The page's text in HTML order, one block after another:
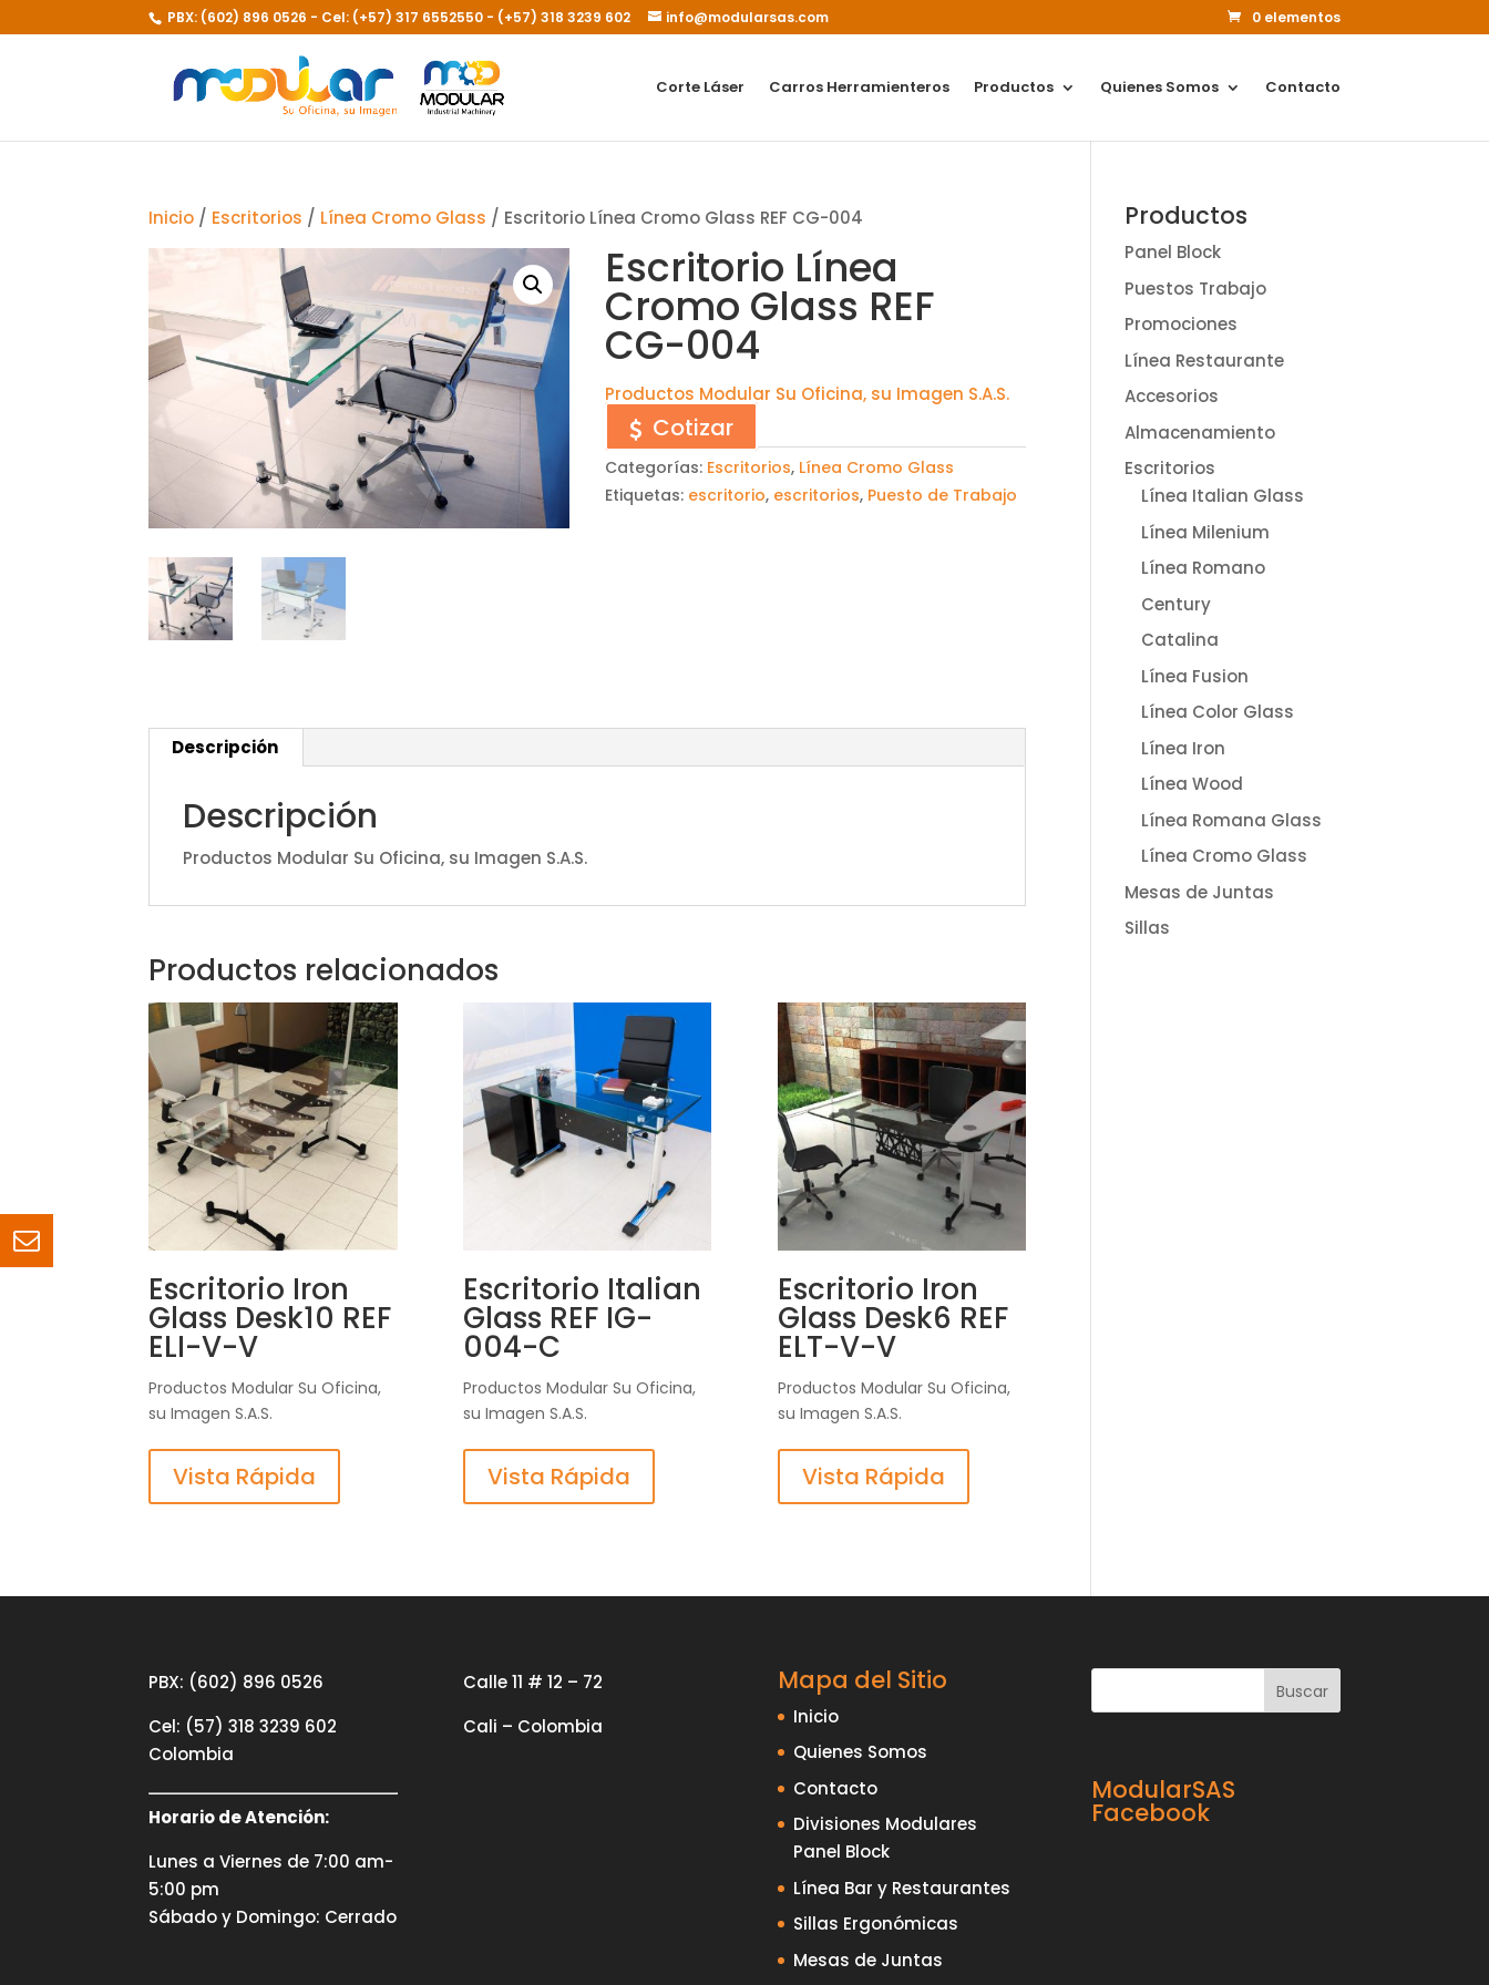
PBX: (602) 896 0526 - Cel: (+57) 317 6552550 - (+57) 318 3239 602 info@modularsas.com 0 elementos
Corte Láser Carros Herramienteros Productos Quienes Somos Contacto
Inicio / Escritorios / Línea Cromo Glass / Escritorio Línea Cromo Glass REF CG-004
Escritorio Línea
Cromo Glass REF
CG-004
Productos Modular Su Oficina, su Imagen S.A.S.
Cotizar
Categorías: Escritorios, Línea Cromo Glass
Etiquetas: escritorio, escritorios, Puesto de Trabajo
Descripción
Descripción
Productos Modular Su Oficina, su Imagen S.A.S.
Productos relacionados
Escritorio Iron
Glass Desk10 REF
ELI-V-V
Productos Modular Su Oficina,
su Imagen S.A.S.
Vista Rápida
Escritorio Italian
Glass REF IG-
004-C
Productos Modular Su Oficina,
su Imagen S.A.S.
Vista Rápida
Escritorio Iron
Glass Desk6 REF
ELT-V-V
Productos Modular Su Oficina,
su Imagen S.A.S.
Vista Rápida
Productos
Panel Block
Puestos Trabajo
Promociones
Línea Restaurante
Accesorios
Almacenamiento
Escritorios
Línea Italian Glass
Línea Milenium
Línea Romano
Century
Catalina
Línea Fusion
Línea Color Glass
Línea Iron
Línea Wood
Línea Romana Glass
Línea Cromo Glass
Mesas de Juntas
Sillas
PBX: (602) 896 0526
Cel: (57) 318 3239 602
Colombia
Horario de Atención:
Lunes a Viernes de 7:00 am-
5:00 pm
Sábado y Domingo: Cerrado
Calle 11 # 12 – 72
Cali – Colombia
Mapa del Sitio
Inicio
Quienes Somos
Contacto
Divisiones Modulares
Panel Block
Línea Bar y Restaurantes
Sillas Ergonómicas
Mesas de Juntas
ModularSAS
Facebook